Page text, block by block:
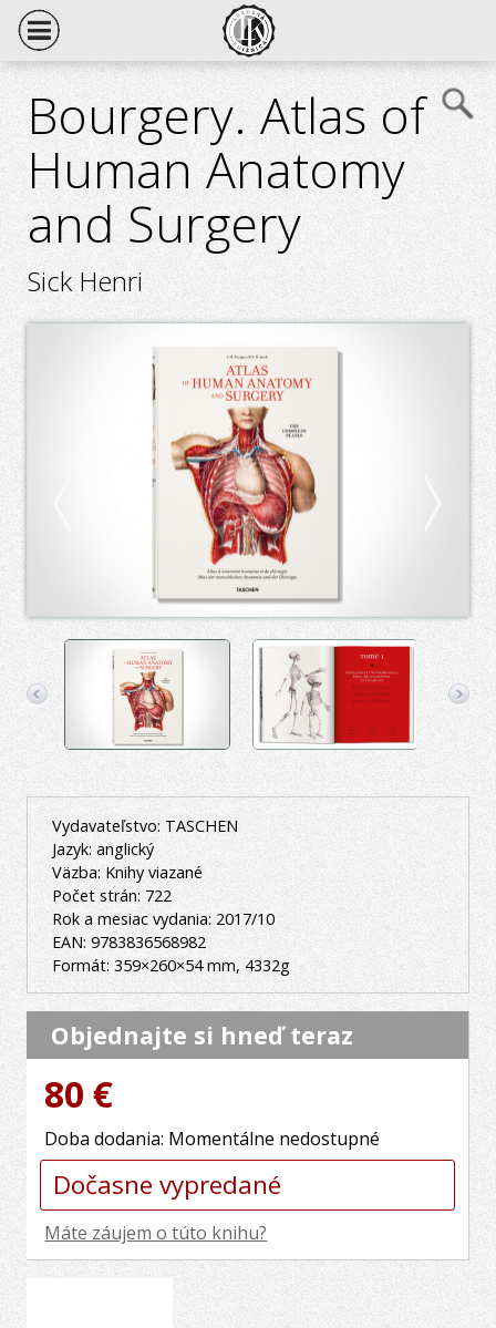
Bourgery. Atlas of
Human Anatomy
and Surgery
Sick Henri
Vydavateľstvo: TASCHEN
Jazyk: anglický
Väzba: Knihy viazané
Počet strán: 722
Rok a mesiac vydania: 2017/10
EAN: 9783836568982
Formát: 359×260×54 mm, 4332g
Objednajte si hneď teraz
80 €
Doba dodania: Momentálne nedostupné
Dočasne vypredané
Máte záujem o túto knihu?